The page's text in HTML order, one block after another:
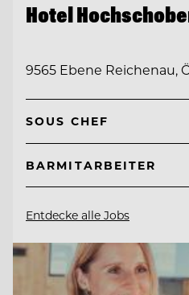
Hotel
9565 Ebene Reichenau,
SOUS CHEF
BARMITARBEITER
Entdecke alle Jobs